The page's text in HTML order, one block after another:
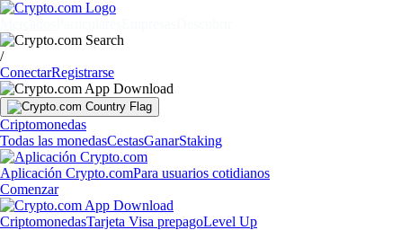
/
ConectarRegistrarse
Criptomonedas
Todas las monedasCestasGanarStaking
Aplicación Crypto.comPara usuarios cotidianos
Comenzar
CriptomonedasTarjeta Visa prepagoLevel Up